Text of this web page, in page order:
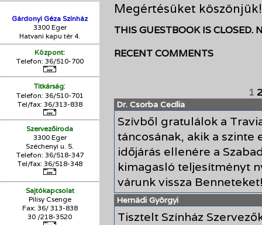
Gárdonyi Géza Színház
3300 Eger
Hatvani kapu tér 4.
Központ:
Telefon: 36/510-700
Titkárság:
Telefon: 36/510-701
Tel/fax: 36/313-838
Szervezőiroda
3300 Eger
Széchenyi u. 5.
Telefon: 36/518-347
Tel/fax: 36/518-348
Sajtókapcsolat
Pilisy Csenge
Fax: 36/ 313-838
30 /218-3520
Megértésüket köszönjük!
THIS GUESTBOOK IS CLOSED.
RECENT COMMENTS
1 2
Dr. Csorba Cecília
Szívből gratulálok a
táncosának, akik a
időjárás ellenére a
kimagasló teljesítményt
várunk vissza
Hernádi Györgyi
Tisztelt Színház